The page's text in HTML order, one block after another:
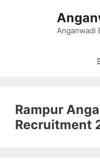
Anganwadi
Rampur
Recruitment